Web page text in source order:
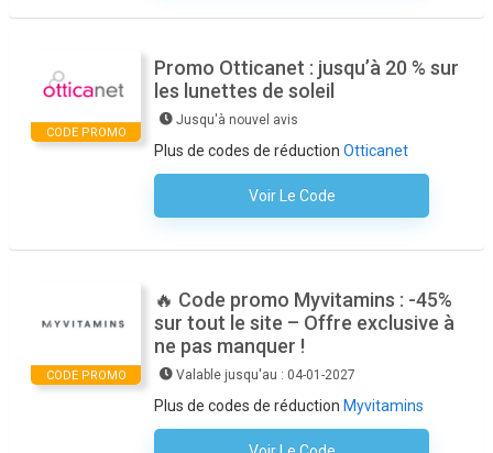
CODE PROMO
Promo Otticanet : jusqu’à 20 % sur
les lunettes de soleil
Jusqu'à nouvel avis
Plus de codes de réduction Otticanet
Voir Le Code
Aucun Code N'est Nécessaire
CODE PROMO
🔥 Code promo Myvitamins : -45%
sur tout le site – Offre exclusive à
ne pas manquer !
Valable jusqu'au : 04-01-2027
Plus de codes de réduction Myvitamins